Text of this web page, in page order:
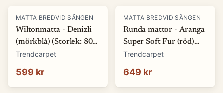
MATTA BREDVID SÄNGEN
Wiltonmatta - Denizli
(mörkblå) (Storlek: 80 x
150 cm)
Trendcarpet
599 kr
MATTA BREDVID SÄNGEN
Runda mattor - Aranga
Super Soft Fur (röd)
(Storlek: Ø 120 cm)
Trendcarpet
649 kr